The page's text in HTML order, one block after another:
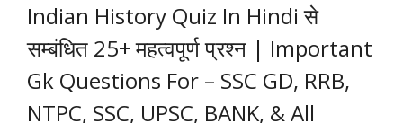
Indian History Quiz In Hindi से
सम्बंधित 25+ महत्वपूर्ण प्रश्न | Important
Gk Questions For – SSC GD, RRB,
NTPC, SSC, UPSC, BANK, & All